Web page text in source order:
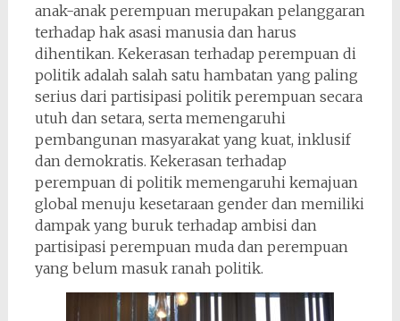
anak-anak perempuan merupakan pelanggaran
terhadap hak asasi manusia dan harus
dihentikan. Kekerasan terhadap perempuan di
politik adalah salah satu hambatan yang paling
serius dari partisipasi politik perempuan secara
utuh dan setara, serta memengaruhi
pembangunan masyarakat yang kuat, inklusif
dan demokratis. Kekerasan terhadap
perempuan di politik memengaruhi kemajuan
global menuju kesetaraan gender dan memiliki
dampak yang buruk terhadap ambisi dan
partisipasi perempuan muda dan perempuan
yang belum masuk ranah politik.